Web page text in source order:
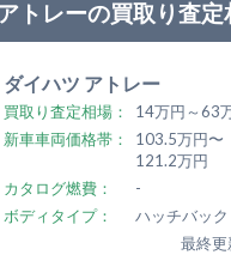
トレーの買取り査定
ダイハツ アトレー
買取り査定相場：
14万円～63
新車車両価格帯：
103.5万円〜
121.2万円
カタログ燃費：
-
ボディタイプ：
ハッチバック
最終